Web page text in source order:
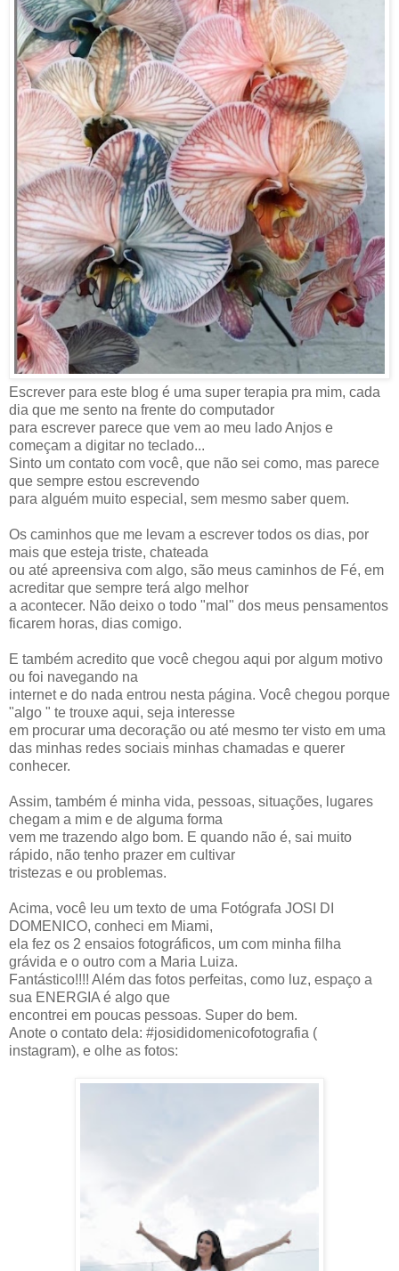
Escrever para este blog é uma super terapia pra mim, cada
dia que me sento na frente do computador
para escrever parece que vem ao meu lado Anjos e
começam a digitar no teclado...
Sinto um contato com você, que não sei como, mas parece
que sempre estou escrevendo
para alguém muito especial, sem mesmo saber quem.
Os caminhos que me levam a escrever todos os dias, por
mais que esteja triste, chateada
ou até apreensiva com algo, são meus caminhos de Fé, em
acreditar que sempre terá algo melhor
a acontecer. Não deixo o todo "mal" dos meus pensamentos
ficarem horas, dias comigo.
E também acredito que você chegou aqui por algum motivo
ou foi navegando na
internet e do nada entrou nesta página. Você chegou porque
"algo " te trouxe aqui, seja interesse
em procurar uma decoração ou até mesmo ter visto em uma
das minhas redes sociais minhas chamadas e querer
conhecer.
Assim, também é minha vida, pessoas, situações, lugares
chegam a mim e de alguma forma
vem me trazendo algo bom. E quando não é, sai muito
rápido, não tenho prazer em cultivar
tristezas e ou problemas.
Acima, você leu um texto de uma Fotógrafa JOSI DI
DOMENICO, conheci em Miami,
ela fez os 2 ensaios fotográficos, um com minha filha
grávida e o outro com a Maria Luiza.
Fantástico!!!! Além das fotos perfeitas, como luz, espaço a
sua ENERGIA é algo que
encontrei em poucas pessoas. Super do bem.
Anote o contato dela: #josididomenicofotografia (
instagram), e olhe as fotos: